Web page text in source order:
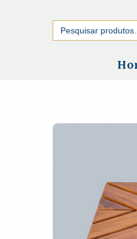
Search
for: